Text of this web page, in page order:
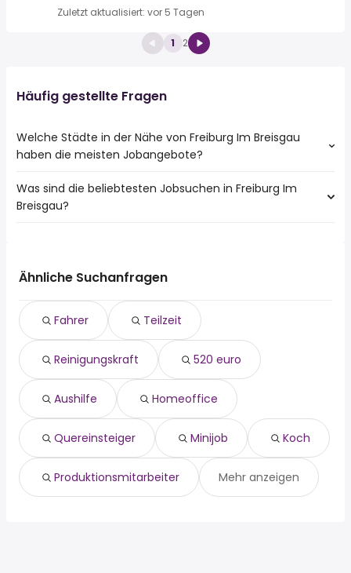
Zuletzt aktualisiert: vor 5 Tagen
1 2
Häufig gestellte Fragen
Welche Städte in der Nähe von Freiburg Im Breisgau
haben die meisten Jobangebote?
10 Städte in der Nähe von Freiburg Im Breisgau mit den
meisten Jobangeboten:
Denzlingen
Was sind die beliebtesten Jobsuchen in Freiburg Im
Breisgau?
fahrer
reinigungskraft
520 euro
aushilfe
homeoffice
quereinsteiger
minijob
produktionsmitarbeiter
Ähnliche Suchanfragen
Fahrer Teilzeit
Reinigungskraft 520 euro
Aushilfe Homeoffice
Quereinsteiger Minijob Koch
Produktionsmitarbeiter Mehr anzeigen